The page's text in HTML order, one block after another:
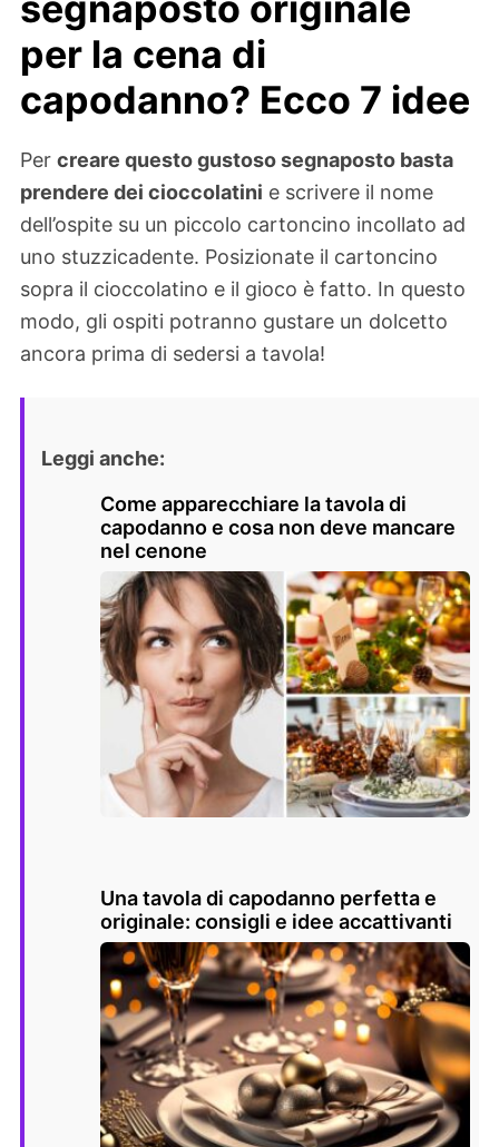
per la cena di
capodanno? Ecco 7 idee
Per creare questo gustoso segnaposto basta
prendere dei cioccolatini e scrivere il nome
dell’ospite su un piccolo cartoncino incollato ad
uno stuzzicadente. Posizionate il cartoncino
sopra il cioccolatino e il gioco è fatto. In questo
modo, gli ospiti potranno gustare un dolcetto
ancora prima di sedersi a tavola!
Leggi anche:
Come apparecchiare la tavola di
capodanno e cosa non deve mancare
nel cenone
Una tavola di capodanno perfetta e
originale: consigli e idee accattivanti